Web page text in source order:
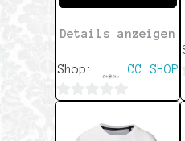
Details anzeigen
Shop: CC SHOP
0